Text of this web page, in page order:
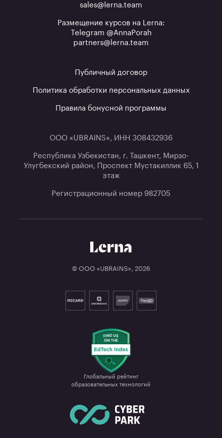
sales@lerna.team
Размещение курсов на Lerna:
Telegram @AnnaPorah
partners@lerna.team
Публичный договор
Политика обработки персональных данных
Правила бонусной программы
ООО «UBRAINS», ИНН 308432936
Республика Узбекистан, г. Ташкент, Мирзо-
Улугбекский район, Проспект Мустакиллик 65, 1
этаж
Регистрационный номер 982705
© ООО «UBRAINS», 2026
Глобальный рейтинг
образовательных технологий